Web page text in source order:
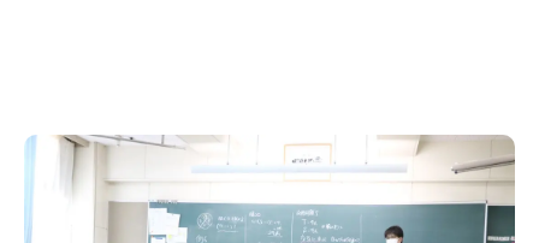
校北海道大樹高等学校北海道池田高等学校北海道白糠高等学
校北海道標津高等学校北海道羅臼高等学校北海道佐呂間高等
学校北海道雄武高等学校北海道月形高等学校 東北 青森県
立三戸高等学校青森県立名久井農業高等学校岩手県立沼宮内
高等学校岩手県立西和賀高等学校岩手県立大槌高等学校岩手